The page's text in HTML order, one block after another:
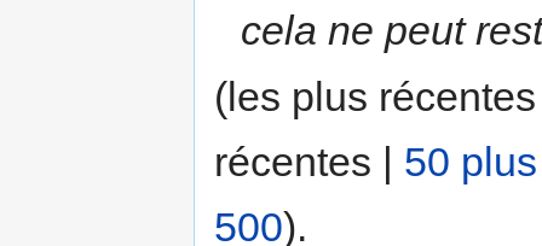
cela ne peut
(les plus
récentes | 50
500).